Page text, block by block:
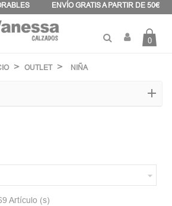
ENVÍO GRATIS A PARTIR DE 50€
0
OUTLET NIÑA

Artículo (s)